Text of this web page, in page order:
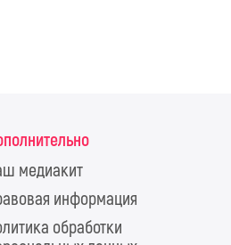
медиакит
информация
обработки